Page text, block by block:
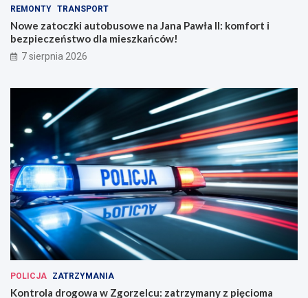
REMONTY TRANSPORT
Nowe zatoczki autobusowe na Jana Pawła II: komfort i
bezpieczeństwo dla mieszkańców!
7 sierpnia 2026
POLICJA ZATRZYMANIA
Kontrola drogowa w Zgorzelcu: zatrzymany z pięcioma